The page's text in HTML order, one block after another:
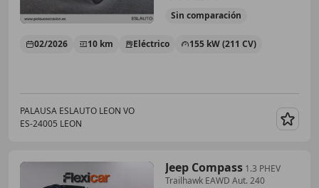
Sin comparación
02/2026 10 km Eléctrico 155 kW (211 CV)
PALAUSA ESLAUTO LEON VO
ES-24005 LEON
Jeep Compass 1.3 PHEV
Trailhawk EAWD Aut. 240